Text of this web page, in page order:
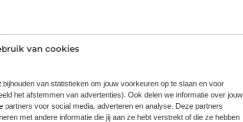
van cookies
van statistieken om jouw voorkeuren op te slaan en voor
het afstemmen van advertenties). Ook delen we informatie over jouw
partners voor social media, adverteren en analyse. Deze partners
met andere informatie die jij aan ze hebt verstrekt of die ze hebben
1